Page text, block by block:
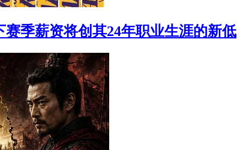
赛季薪资将创其24年职业生涯的新低